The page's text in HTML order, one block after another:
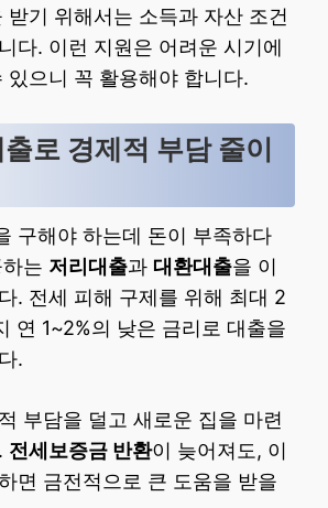
받기 위해서는 소득과 자산 조건
다. 이런 지원은 어려운 시기에
있으니 꼭 활용해야 합니다.
로 경제적 부담 줄이
구해야 하는데 돈이 부족하다
는 저리대출과 대환대출을 이
. 전세 피해 구제를 위해 최대 2
연 1~2%의 낮은 금리로 대출을
.
부담을 덜고 새로운 집을 마련
전세보증금 반환이 늦어져도, 이
면 금전적으로 큰 도움을 받을